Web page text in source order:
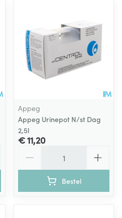
Appeg
Appeg Urinepot N/st Dag
2,5l
€ 11,20
Bestel